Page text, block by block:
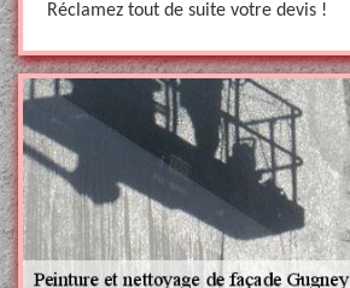
Réclamez tout de suite votre devis !